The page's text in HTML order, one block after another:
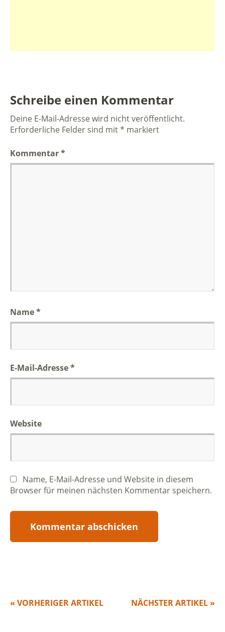
Schreibe einen Kommentar
Deine E-Mail-Adresse wird nicht veröffentlicht.
Erforderliche Felder sind mit* markiert
Kommentar*
Name*
E-Mail-Adresse*
Website
Name, E-Mail-Adresse und Website in diesem
Browser für meinen nächsten Kommentar speichern.
NÄCHSTER ARTIKEL »
« VORHERIGER ARTIKEL